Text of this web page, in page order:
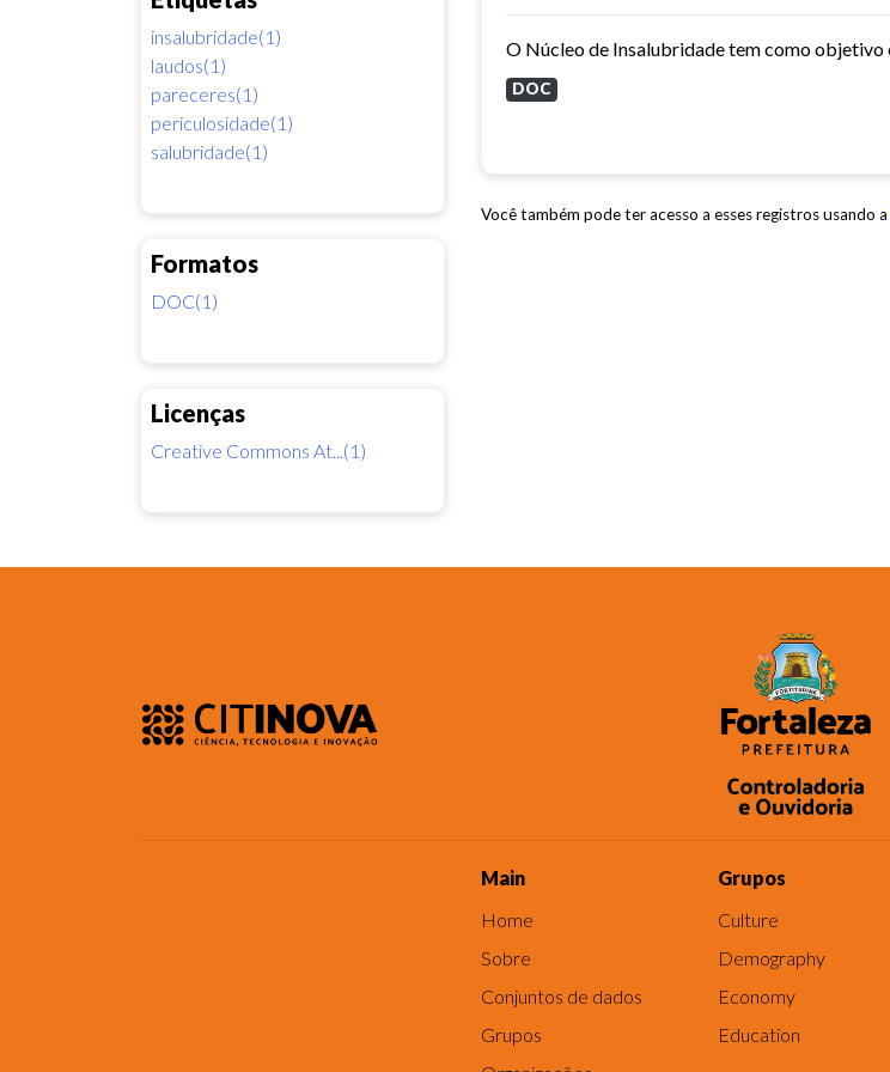
insalubridade(1)
laudos(1)
pareceres(1)
periculosidade(1)
salubridade(1)
Formatos
DOC(1)
Licenças
Creative Commons At...(1)
DOC
Você também pode ter acesso a esses registros usando a
Main
Home
Sobre
Conjuntos de dados
Grupos
Grupos
Culture
Demography
Economy
Education